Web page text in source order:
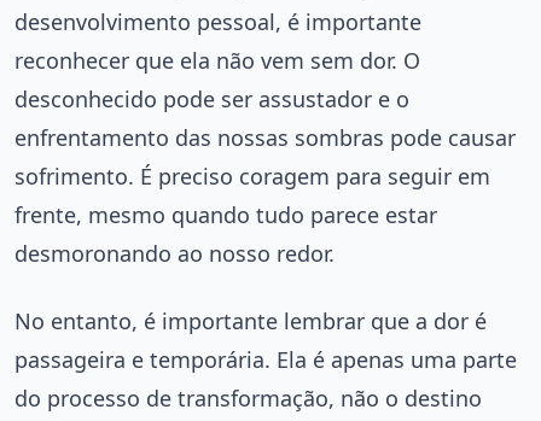
desenvolvimento pessoal, é importante
reconhecer que ela não vem sem dor. O
desconhecido pode ser assustador e o
enfrentamento das nossas sombras pode causar
sofrimento. É preciso coragem para seguir em
frente, mesmo quando tudo parece estar
desmoronando ao nosso redor.
No entanto, é importante lembrar que a dor é
passageira e temporária. Ela é apenas uma parte
do processo de transformação, não o destino